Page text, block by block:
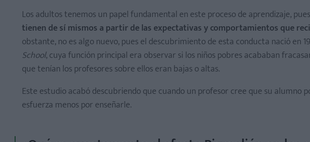
Los adultos tenemos un papel fundamental en este proceso de aprendizaje,
tienen de sí mismos a partir de las expectativas y comportamientos que
obstante, no es algo nuevo, pues el descubrimiento de esta conducta nació en
School, cuya función principal era observar si los niños pobres acababan
que tenían los profesores sobre ellos eran bajas o altas.
Este estudio acabó descubriendo que cuando un profesor cree que su alumno
esfuerza menos por enseñarle.